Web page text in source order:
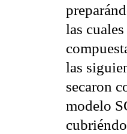
las
las
secaron
modelo